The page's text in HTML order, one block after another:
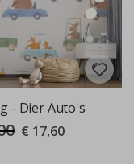
- Dier Auto's
Special
Price
€ 17,60